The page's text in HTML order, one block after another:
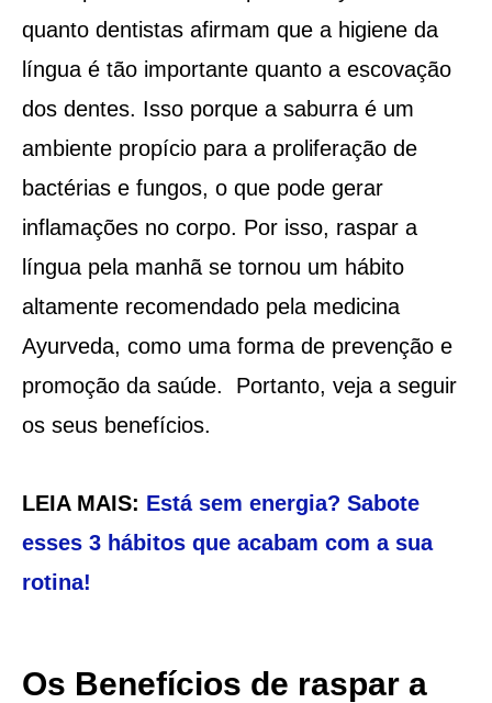
quanto dentistas afirmam que a higiene da
língua é tão importante quanto a escovação
dos dentes. Isso porque a saburra é um
ambiente propício para a proliferação de
bactérias e fungos, o que pode gerar
inflamações no corpo. Por isso, raspar a
língua pela manhã se tornou um hábito
altamente recomendado pela medicina
Ayurveda, como uma forma de prevenção e
promoção da saúde. Portanto, veja a seguir
os seus benefícios.
LEIA MAIS: Está sem energia? Sabote
esses 3 hábitos que acabam com a sua
rotina!
Os Benefícios de raspar a